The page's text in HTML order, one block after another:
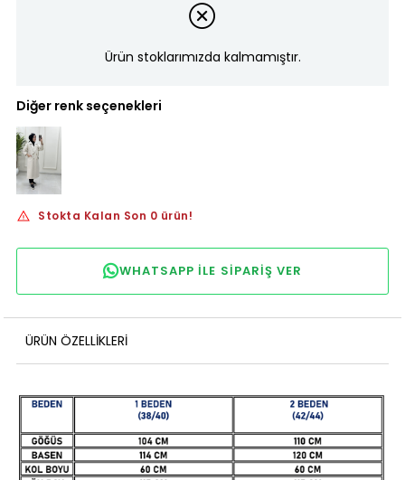
Ürün stoklarımızda kalmamıştır.
Diğer renk seçenekleri
Stokta Kalan Son 0 ürün!
WHATSAPP ILE SIPARIŞ VER
ÜRÜN ÖZELLIKLERI